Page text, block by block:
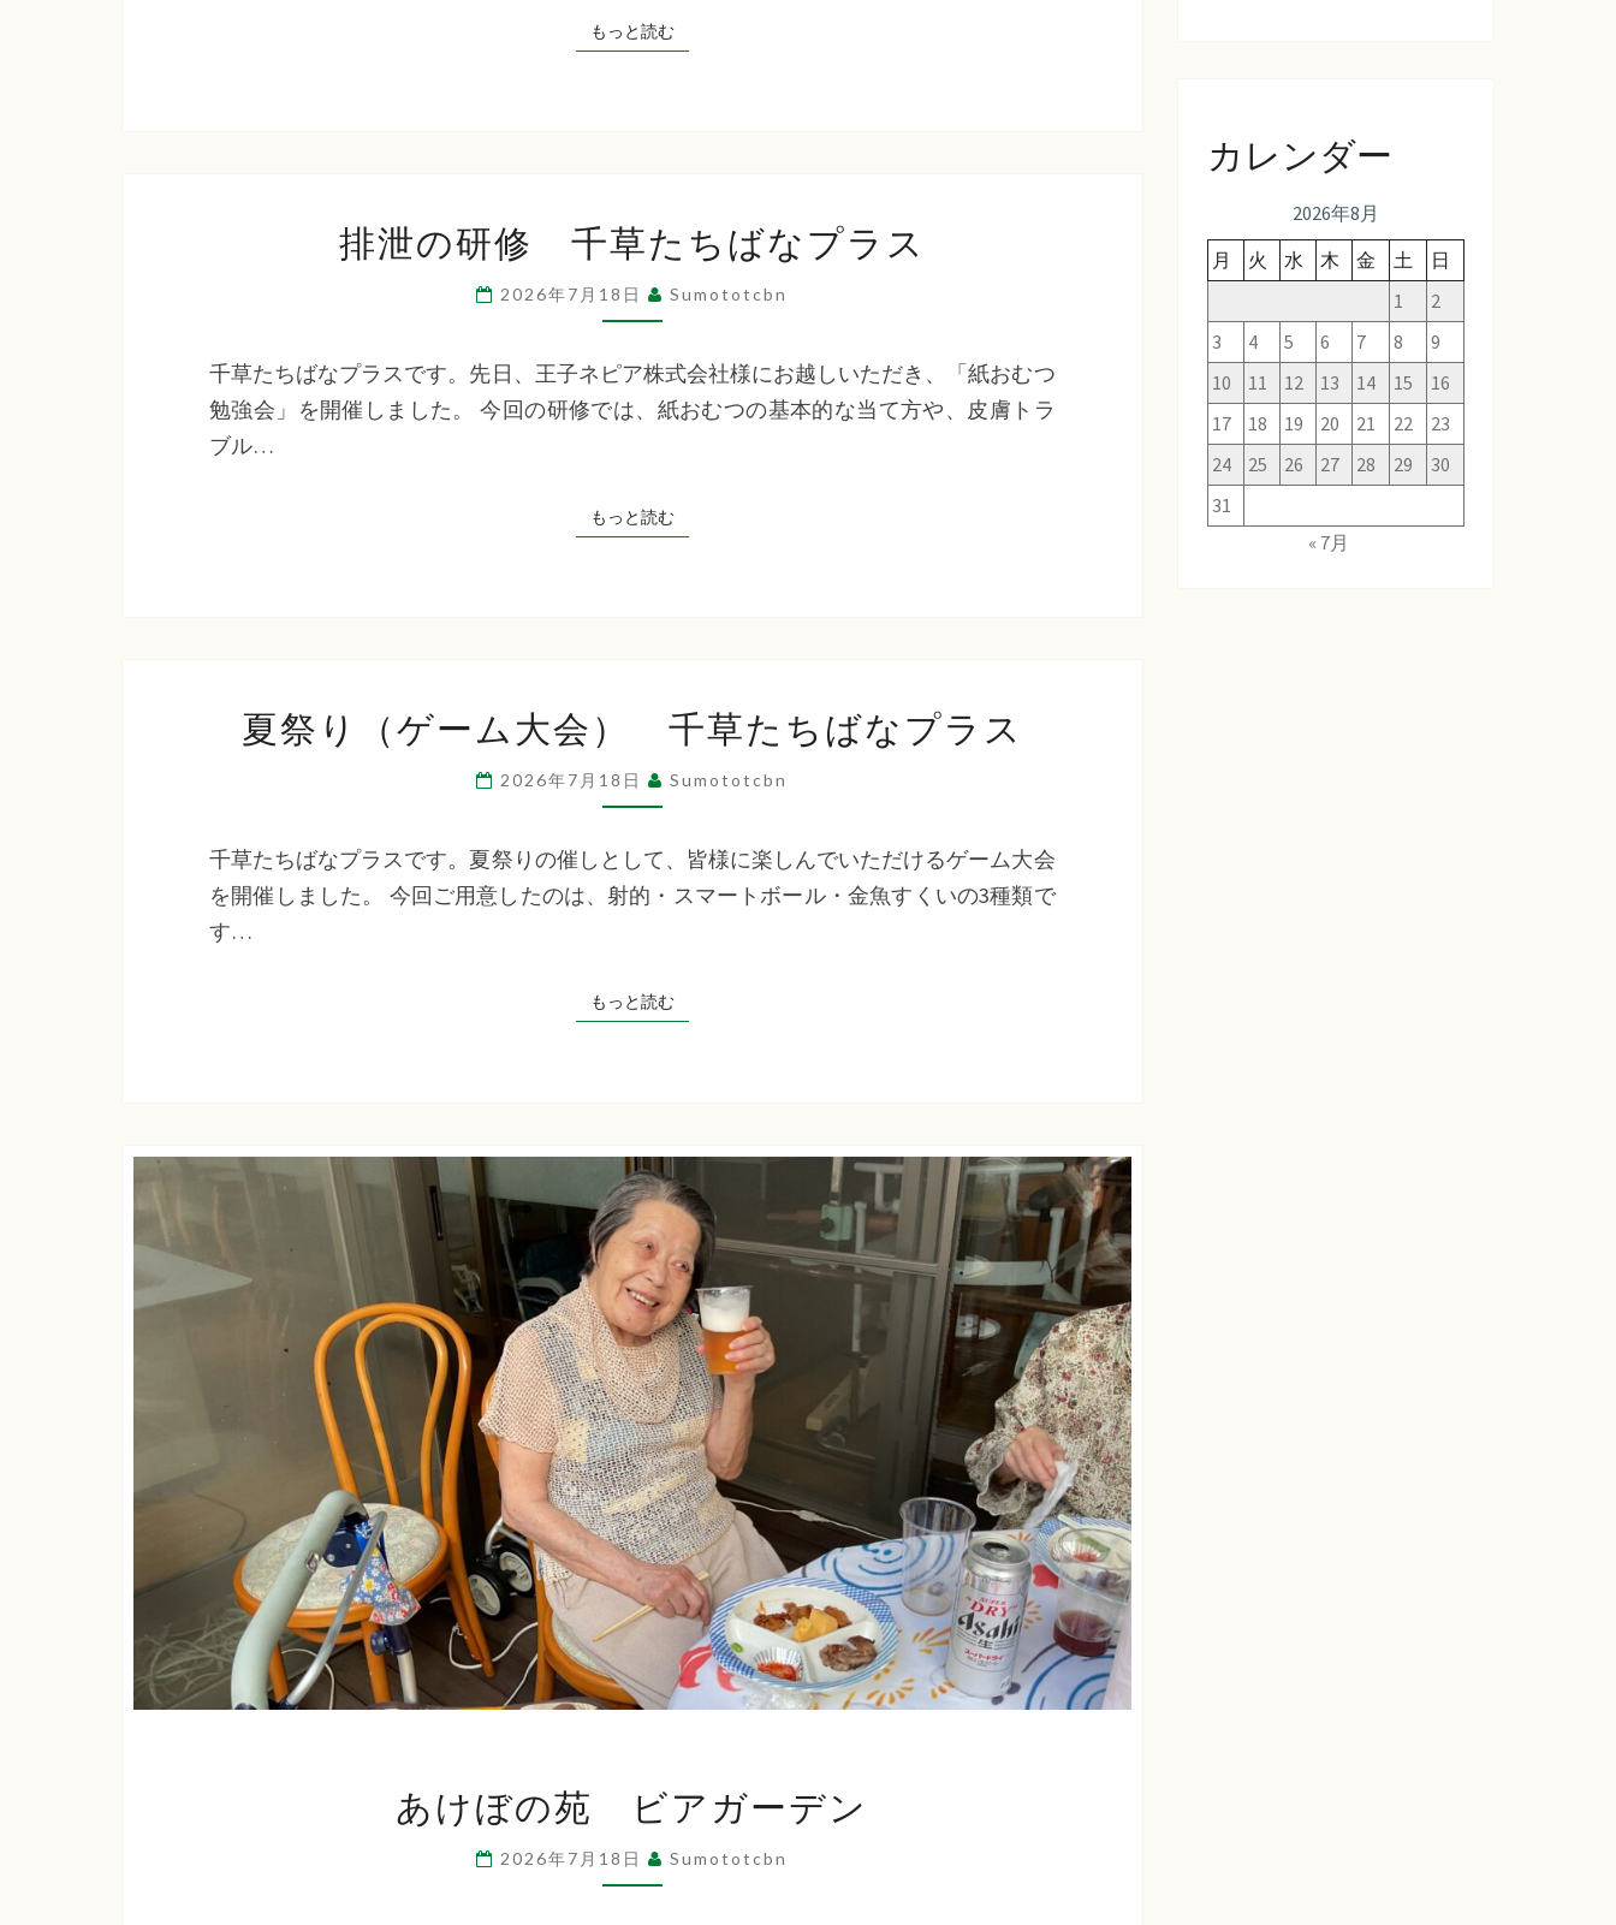
流
訪
もっと読むもっと読む
泄
の
研
修
千
草
ば
排泄の研修 千草たちばなプラス
2026年7月18日 Sumototcbn
千草たちばなプラスです。先日、王子ネピア株式会社様にお越しいただき、「紙おむつ
勉強会」を開催しました。 今回の研修では、紙おむつの基本的な当て方や、皮膚トラ
ブル…
もっと読むもっと読む
り
（ゲ
ム
大
千
草
な
プ
ラ
ス
夏祭り（ゲーム大会） 千草たちばなプラス
2026年7月18日 Sumototcbn
千草たちばなプラスです。夏祭りの催しとして、皆様に楽しんでいただけるゲーム大会
を開催しました。 今回ご用意したのは、射的・スマートボール・金魚すくいの3種類で
す…
もっと読むもっと読む
け
ぼ
の
あけぼの苑 ビアガーデン
2026年7月18日 Sumototcbn
カレンダー
2026年8月
月
火 水 木 金 土
日
1
2
3
4 5 6 7 8
9
10
11 12 13 14 15
16
17
18 19 20 21 22
23
24
25 26 27 28 29
30
31
« 7月